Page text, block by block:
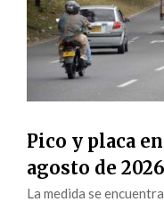
Pico y placa
agosto de 2026
La medida se